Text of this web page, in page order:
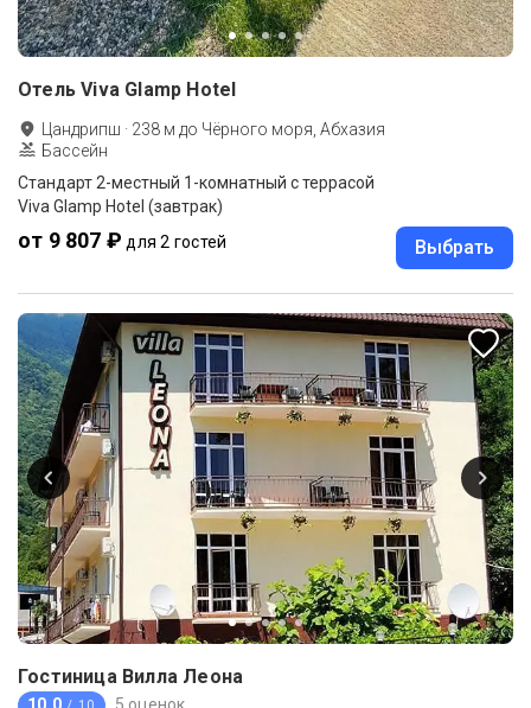
Отель Viva Glamp Hotel
Цандрипш · 238 м до Чёрного моря, Абхазия
Бассейн
Стандарт 2-местный 1-комнатный с террасой
Viva Glamp Hotel (завтрак)
от 9 807 ₽ для 2 гостей Выбрать
Гостиница Вилла Леона